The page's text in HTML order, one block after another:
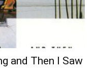
and Then I Saw